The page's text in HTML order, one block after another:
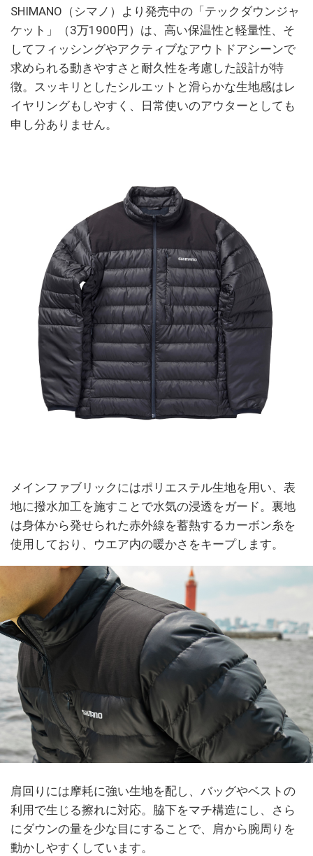
SHIMANO（シマノ）より発売中の「テックダウンジャ
ケット」（3万1900円）は、高い保温性と軽量性、そ
してフィッシングやアクティブなアウトドアシーンで
求められる動きやすさと耐久性を考慮した設計が特
徴。スッキリとしたシルエットと滑らかな生地感はレ
イヤリングもしやすく、日常使いのアウターとしても
申し分ありません。
メインファブリックにはポリエステル生地を用い、表
地に撥水加工を施すことで水気の浸透をガード。裏地
は身体から発せられた赤外線を蓄熱するカーボン糸を
使用しており、ウエア内の暖かさをキープします。
肩回りには摩耗に強い生地を配し、バッグやベストの
利用で生じる擦れに対応。脇下をマチ構造にし、さら
にダウンの量を少な目にすることで、肩から腕周りを
動かしやすくしています。